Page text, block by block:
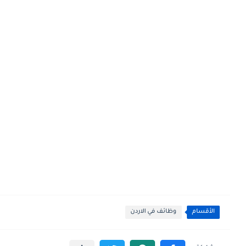
الأقسام وظائف في الاردن